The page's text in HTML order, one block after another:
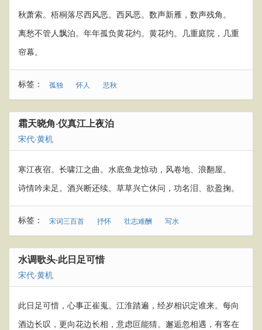
思乡
爱情 饮酒 竹子
秋萧索。梧桐落尽西风恶。西风恶。数声新雁，数声残角。
离愁不管人飘泊。年年孤负黄花约。黄花约。几重庭院，几重
帘幕。
标签： 孤独 怀人 悲秋
霜天晓角·仪真江上夜泊
宋代·黄机
寒江夜宿。长啸江之曲。水底鱼龙惊动，风卷地、浪翻屋。
诗情吟未足。酒兴断还续。草草兴亡休问，功名泪、欲盈掬。
标签： 宋词三百首 抒怀 壮志难酬 写水
水调歌头·此日足可惜
宋代·黄机
此日足可惜，心事正崔嵬。江淮踏遍，经岁相识定谁来。每向
酒边长叹，更向花边长相，意虑叵能猜。邂逅忽相遇，有客在